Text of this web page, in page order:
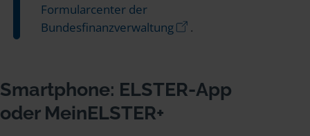
Formularcenter der
Bundesfinanzverwaltung
.
Smartphone: ELSTER-App
oder MeinELSTER+